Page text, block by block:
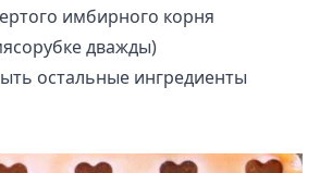
имбирного корня
дважды)
остальные ингредиенты